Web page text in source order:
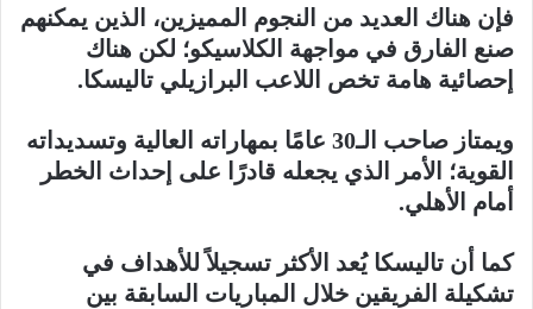
فإن هناك العديد من النجوم المميزين، الذين يمكنهم
صنع الفارق في مواجهة الكلاسيكو؛ لكن هناك
إحصائية هامة تخص اللاعب البرازيلي تاليسكا.
ويمتاز صاحب الـ30 عامًا بمهاراته العالية وتسديداته
القوية؛ الأمر الذي يجعله قادرًا على إحداث الخطر
أمام الأهلي.
كما أن تاليسكا يُعد الأكثر تسجيلاً للأهداف في
تشكيلة الفريقين خلال المباريات السابقة بين